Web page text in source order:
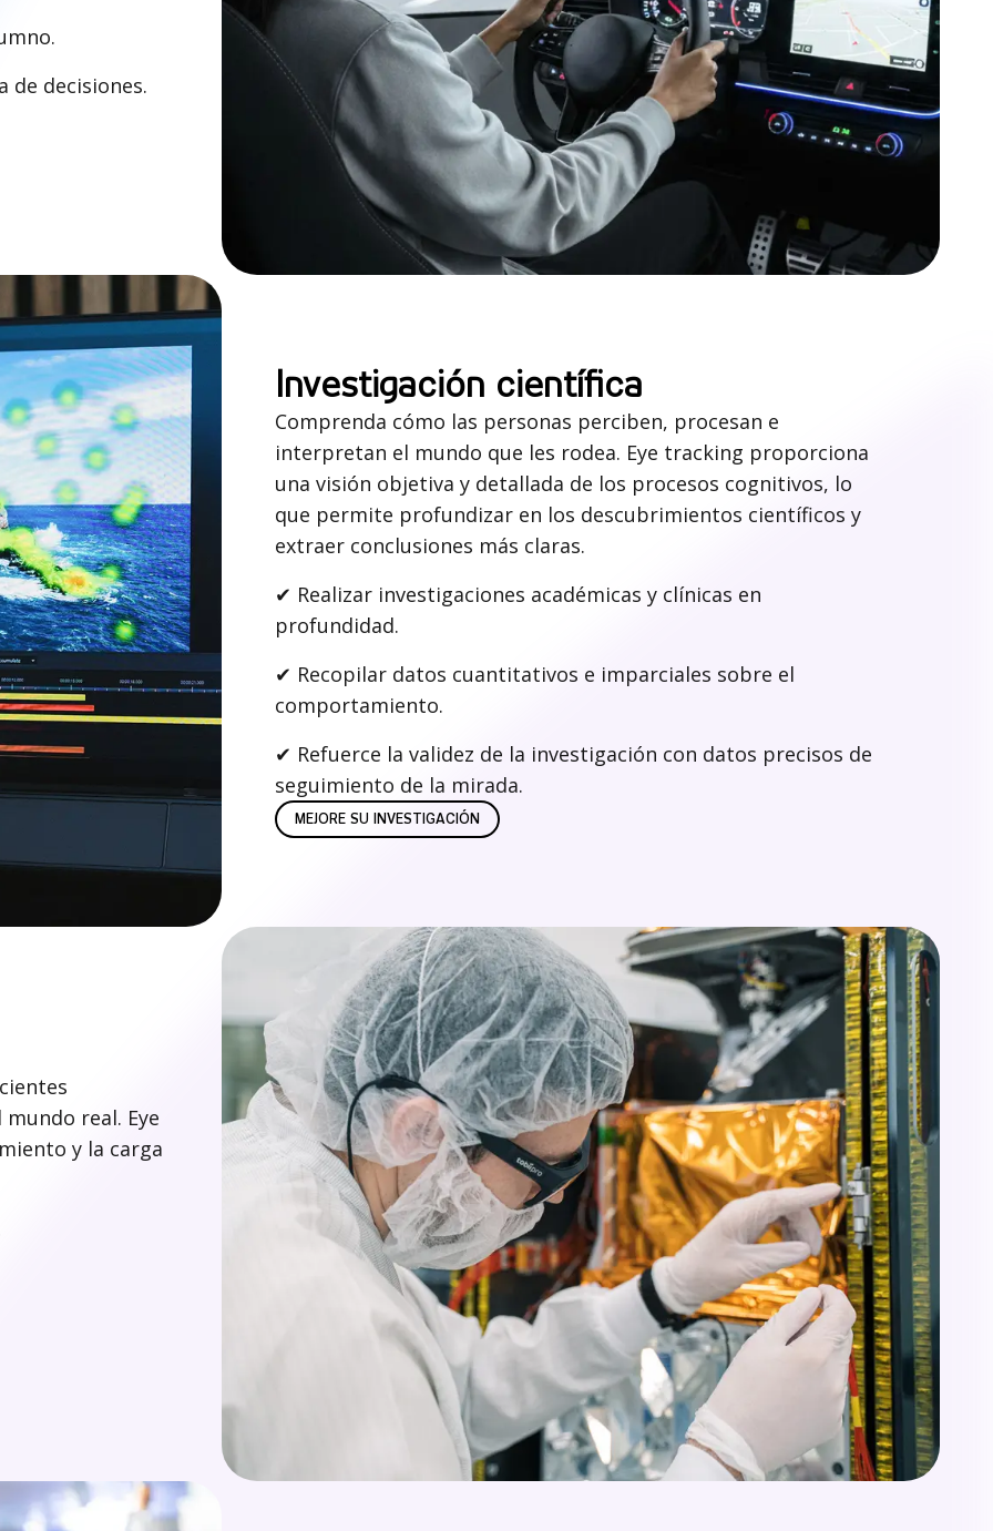
de decisiones.
Investigación científica
Comprenda cómo las personas perciben, procesan e
interpretan el mundo que les rodea. Eye tracking proporciona
una visión objetiva y detallada de los procesos cognitivos, lo
que permite profundizar en los descubrimientos científicos y
extraer conclusiones más claras.
✔ Realizar investigaciones académicas y clínicas en
profundidad.
✔ Recopilar datos cuantitativos e imparciales sobre el
comportamiento.
✔ Refuerce la validez de la investigación con datos precisos de
seguimiento de la mirada.
MEJORE SU INVESTIGACIÓN
real. Eye
y la carga